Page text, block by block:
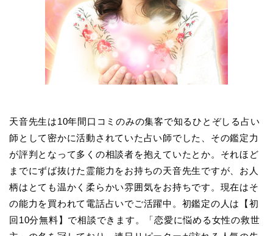
天音先生は10年間口コミのみの集客で知るひとぞしる占い
師として密かに活動されていた占い師でした、その鑑定力
が評判となって多くの相談者を抱えていたとか。それほど
までにずば抜けた霊能力をお持ちの天音先生ですが、お人
柄はとても温かく柔らかい雰囲気をお持ちです。現在はそ
の能力を買われて電話占いでご活躍中。初鑑定の人は【初
回10分無料】で相談できます。「恋愛に悩める女性の救世